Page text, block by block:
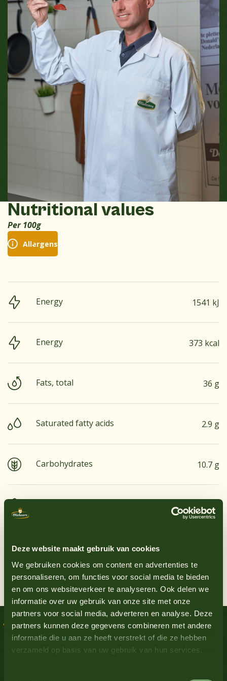
Deze website maakt gebruik van cookies
We gebruiken cookies om content en advertenties te
personaliseren, om functies voor social media te bieden
en om ons websiteverkeer te analyseren. Ook delen we
informatie over uw gebruik van onze site met onze
partners voor social media, adverteren en analyse. Deze
partners kunnen deze gegevens combineren met andere
informatie die u aan ze heeft verstrekt of die ze hebben
verzameld op basis van uw gebruik van hun services.
Nutritional values
Per 100g
Allergens
Energy 1541 kJ
Energy 373 kcal
Fats, total 36 g
Saturated fatty acids 2.9 g
Carbohydrates 10.7 g
7.5 g
Protein
1.6 g
Delicious recipes
Sauce Inspiration
Groundnuts No
Gluten-containing grains
Lupin No
Milk No
Mustard